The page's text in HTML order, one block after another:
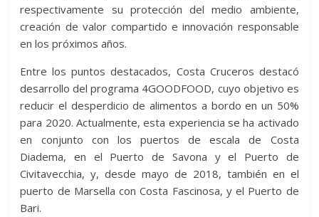
respectivamente su protección del medio ambiente,
creación de valor compartido e innovación responsable
en los próximos años.
Entre los puntos destacados, Costa Cruceros destacó
desarrollo del programa 4GOODFOOD, cuyo objetivo es
reducir el desperdicio de alimentos a bordo en un 50%
para 2020. Actualmente, esta experiencia se ha activado
en conjunto con los puertos de escala de Costa
Diadema, en el Puerto de Savona y el Puerto de
Civitavecchia, y, desde mayo de 2018, también en el
puerto de Marsella con Costa Fascinosa, y el Puerto de
Bari.